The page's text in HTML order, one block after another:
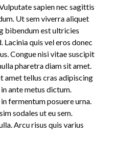
sapien nec sagittis
Ut sem viverra aliquet
bibendum est ultricies
quis vel eros donec
Congue nisi vitae suscipit
pharetra diam sit amet.
amet tellus cras adipiscing
ante metus dictum.
fermentum posuere urna.
sodales ut eu sem.
Arcu risus quis varius